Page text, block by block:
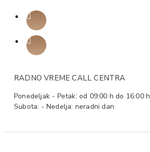
RADNO VREME CALL CENTRA
Ponedeljak - Petak: od 09:00 h do 16:00 h
Subota: - Nedelja: neradni dan